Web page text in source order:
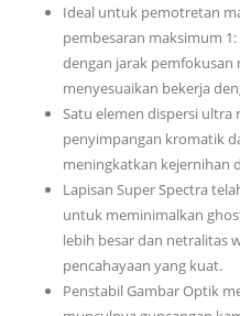
Ideal untuk pemotretan
pembesaran maksimum
dengan jarak pemfokusan
menyesuaikan bekerja
Satu elemen dispersi ultra
penyimpangan kromatik
meningkatkan kejernihan
Lapisan Super Spectra
untuk meminimalkan
lebih besar dan netralitas
pencahayaan yang kuat.
Penstabil Gambar Optik